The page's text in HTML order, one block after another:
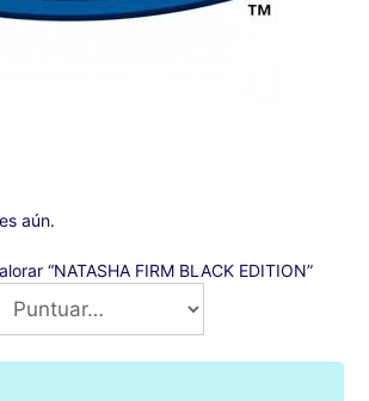
aún.
“NATASHA FIRM BLACK EDITION”